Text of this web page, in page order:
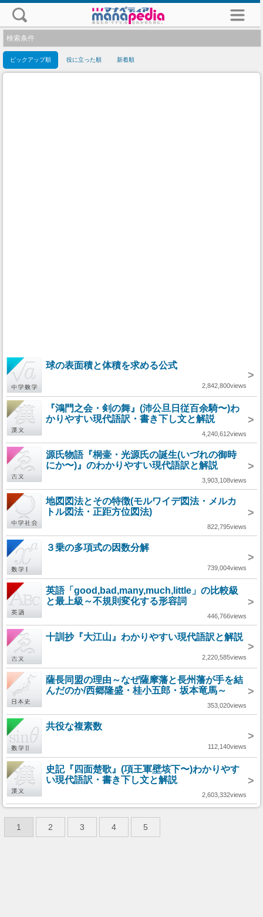
検索条件
ピックアップ順 役に立った順 新着順
球の表面積と体積を求める公式
>
2,842,800views
『鴻門之会・剣の舞』(沛公旦日従百余騎〜)わ
かりやすい現代語訳・書き下し文と解説
>
4,240,612views
源氏物語『桐壷・光源氏の誕生(いづれの御時
にか〜)』のわかりやすい現代語訳と解説
>
3,903,108views
地図図法とその特徴(モルワイデ図法・メルカ
トル図法・正距方位図法)
>
822,795views
３乗の多項式の因数分解
>
739,004views
英語「good,bad,many,much,little」の比較級
と最上級～不規則変化する形容詞
>
446,766views
十訓抄『大江山』わかりやすい現代語訳と解説
>
2,220,585views
薩長同盟の理由～なぜ薩摩藩と長州藩が手を結
んだのか/西郷隆盛・桂小五郎・坂本竜馬～
>
353,020views
共役な複素数
>
112,140views
史記『四面楚歌』(項王軍壁垓下〜)わかりやす
い現代語訳・書き下し文と解説
>
2,603,332views
1 2 3 4 5